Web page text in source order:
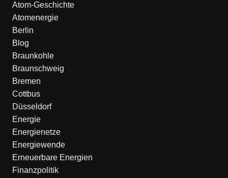
Atom-Geschichte
Atomenergie
Berlin
Blog
Braunkohle
Braunschweig
Bremen
Cottbus
Düsseldorf
Energie
Energienetze
Energiewende
Erneuerbare Energien
Finanzpolitik